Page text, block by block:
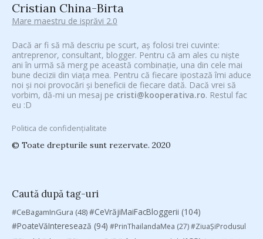
Cristian China-Birta
Mare maestru de isprăvi 2.0
Dacă ar fi să mă descriu pe scurt, aș folosi trei cuvinte:
antreprenor, consultant, blogger. Pentru că am ales cu niște
ani în urmă să merg pe această combinație, una din cele mai
bune decizii din viața mea. Pentru că fiecare ipostază îmi aduce
noi și noi provocări și beneficii de fiecare dată. Dacă vrei să
vorbim, dă-mi un mesaj pe cristi@kooperativa.ro. Restul fac
eu :D
Politica de confidențialitate
© Toate drepturile sunt rezervate. 2020
Caută după tag-uri
#CeBagamInGura (48)#CeVrăjiMaiFacBloggerii (104)
#PoateVăInteresează (94) #PrinThailandaMea (27)#ZiuaȘiProdusul